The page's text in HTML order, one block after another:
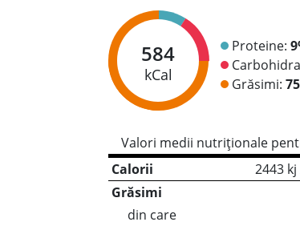
584
kCal
Proteine:
Grăsimi:
Valori medii nutriționale
Calorii
2443 kj
Grăsimi
din care